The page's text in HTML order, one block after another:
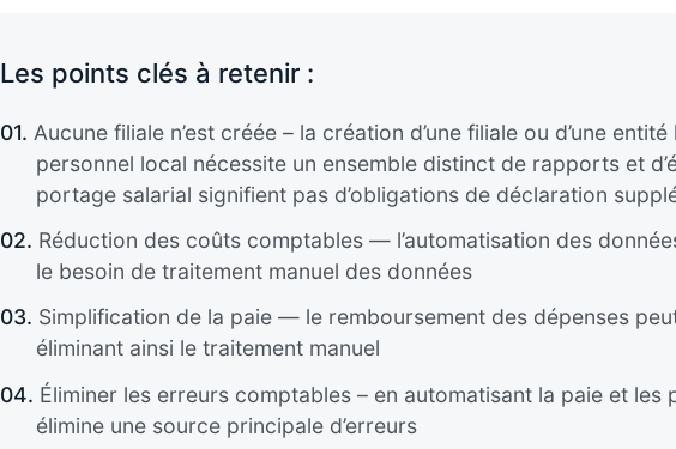
Les points clés à retenir :
01. Aucune filiale n’est créée – la création d’une filiale ou d’une
personnel local nécessite un ensemble distinct de rapports et
portage salarial signifient pas d’obligations de déclaration
02. Réduction des coûts comptables — l’automatisation des
le besoin de traitement manuel des données
03. Simplification de la paie — le remboursement des dépenses
éliminant ainsi le traitement manuel
04. Éliminer les erreurs comptables – en automatisant la paie et les
élimine une source principale d’erreurs